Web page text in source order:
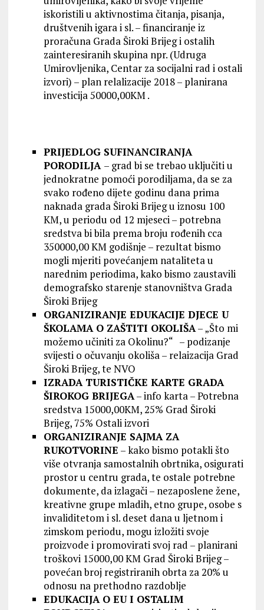
iskoristili u aktivnostima čitanja, pisanja,
društvenih igara i sl. – financiranje iz
proračuna Grada Široki Brijeg i ostalih
zainteresiranih skupina npr. (Udruga
Umirovljenika, Centar za socijalni rad i ostali
izvori) – plan relalizacije 2018 – planirana
investicija 50000,00KM .
PRIJEDLOG SUFINANCIRANJA
PORODILJA – grad bi se trebao uključiti u
jednokratne pomoći porodiljama, da se za
svako rođeno dijete godinu dana prima
naknada grada Široki Brijeg u iznosu 100
KM, u periodu od 12 mjeseci – potrebna
sredstva bi bila prema broju rođenih cca
350000,00 KM godišnje – rezultat bismo
mogli mjeriti povećanjem nataliteta u
narednim periodima, kako bismo zaustavili
demografsko starenje stanovništva Grada
Široki Brijeg
ORGANIZIRANJE EDUKACIJE DJECE U
ŠKOLAMA O ZAŠTITI OKOLIŠA– „Što mi
možemo učiniti za Okolinu?“ – podizanje
svijesti o očuvanju okoliša – relaizacija Grad
Široki Brijeg, te NVO
IZRADA TURISTIČKE KARTE GRADA
ŠIROKOG BRIJEGA– info karta – Potrebna
sredstva 15000,00KM, 25% Grad Široki
Brijeg, 75% Ostali izvori
ORGANIZIRANJE SAJMA ZA
RUKOTVORINE – kako bismo potakli što
više otvranja samostalnih obrtnika, osigurati
prostor u centru grada, te ostale potrebne
dokumente, da izlagači – nezaposlene žene,
kreativne grupe mladih, etno grupe, osobe s
invaliditetom i sl. deset dana u ljetnom i
zimskom periodu, mogu izložiti svoje
proizvode i promovirati svoj rad – planirani
troškovi 15000,00 KM Grad Široki Brijeg –
povećan broj registriranih obrta za 20% u
odnosu na prethodno razdoblje
EDUKACIJA O EU I OSTALIM